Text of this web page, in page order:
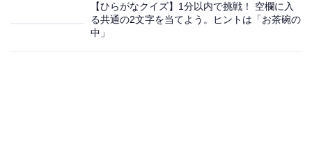
【ひらがなクイズ】1分以内で挑戦！ 空欄に入
る共通の2文字を当てよう。ヒントは「お茶碗の
中」